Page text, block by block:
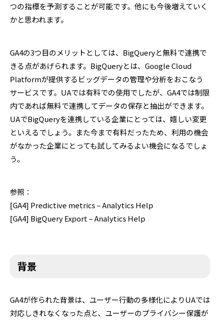
つの指標を予測することが可能です。他にも今後増えていく
かと思われます。
GA4の3つ目のメリットとしては、BigQueryと無料で連携で
きる点があげられます。BigQueryとは、Google Cloud
Platformが提供するビッグデータの管理や分析をおこなう
サービスです。UAでは有料での使用でしたが、GA4では制限
内であれば無料で連携してデータの保存と抽出ができます。
UAでBigQueryを連携している企業にとっては、嬉しい変更
といえるでしょう。また今まで有料だったため、利用の機会
がなかった企業にとっても試してみるよい機会になるでしょ
う。
参照：
[GA4] Predictive metrics – Analytics Help
[GA4] BigQuery Export – Analytics Help
背景
GA4が作られた背景は、ユーザー行動の多様化によりUAでは
対応しきれなくなった点と、ユーザーのプライバシー保護が